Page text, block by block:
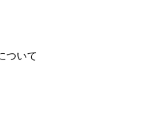
ついて